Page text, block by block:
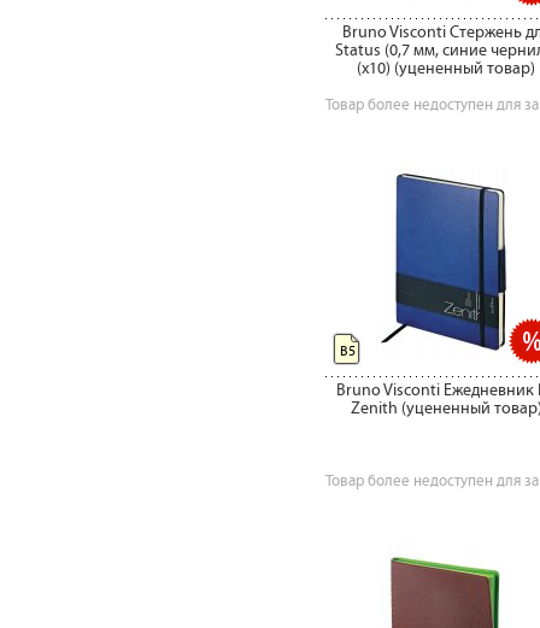
Bruno Visconti Стержень
Status (0,7 мм, синие
(x10) (уцененный товар)
Товар более недоступен для
Bruno Visconti Ежедневник
Zenith (уцененный
Товар более недоступен для
B5